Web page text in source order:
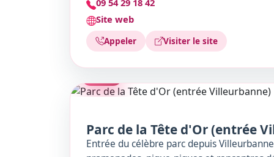
09 54 29 18 42
Site web
Appeler Visiter le site
Parc de la Tête d'Or (entrée
Entrée du célèbre parc depuis